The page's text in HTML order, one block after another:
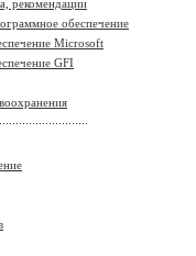
рекомендации
обеспечение
Microsoft
GFI